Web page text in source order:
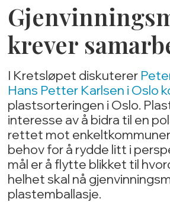
krever
I Kretsløpet diskuterer
Hans Petter Karlsen i Oslo
plastsorteringen i Oslo.
interesse av å bidra til en
rettet mot
behov for å rydde litt i
mål er å flytte blikket til
helhet skal nå
plastemballasje.